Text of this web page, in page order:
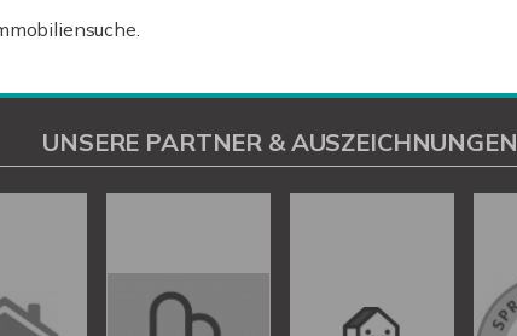
UNSERE PARTNER & AUSZEICHNUNGEN